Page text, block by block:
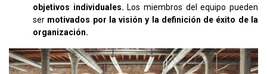
objetivos individuales. Los miembros del equipo pueden
ser motivados por la visión y la definición de éxito de la
organización.